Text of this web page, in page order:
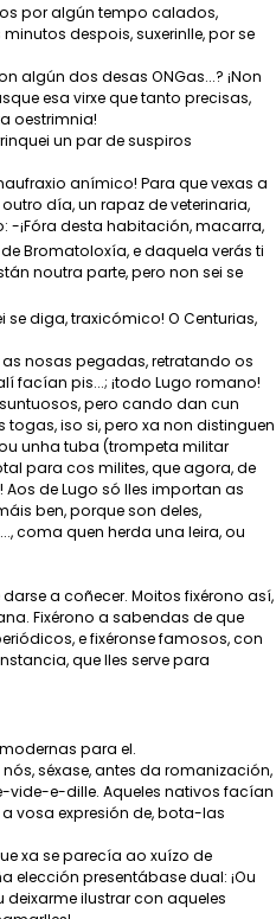
por algún tempo calados,
despois, suxerinlle, por se
algún dos desas ONGas...? ¡Non
esa virxe que tanto precisas,
oestrimnia!
un par de suspiros
anímico! Para que vexas a
día, un rapaz de veterinaria,
¡Fóra desta habitación, macarra,
Bromatoloxía, e daquela verás ti
noutra parte, pero non sei se
se diga, traxicómico! O Centurias,
nosas pegadas, retratando os
facían pis...; ¡todo Lugo romano!
pero cando dan cun
iso si, pero xa non distinguen
unha tuba (trompeta militar
para cos milites, que agora, de
de Lugo só lles importan as
ben, porque son deles,
coma quen herda una leira, ou
a coñecer. Moitos fixérono así,
Fixérono a sabendas de que
e fixéronse famosos, con
que lles serve para
para el.
séxase, antes da romanización,
e-dille. Aqueles nativos facían
vosa expresión de, bota-las
xa se parecía ao xuízo de
elección presentábase dual: ¡Ou
ilustrar con aqueles